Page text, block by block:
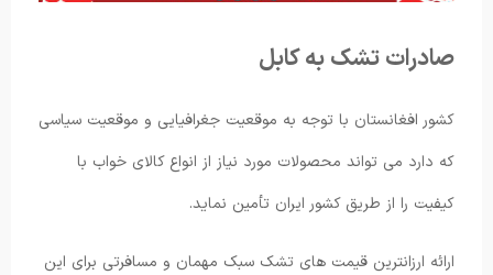
صادرات تشک به کابل
کشور افغانستان با توجه به موقعیت جغرافیایی و موقعیت سیاسی
که دارد می تواند محصولات مورد نیاز از انواع کالای خواب با
کیفیت را از طریق کشور ایران تأمین نماید.
ارائه ارزانترین قیمت های تشک سبک مهمان و مسافرتی برای این